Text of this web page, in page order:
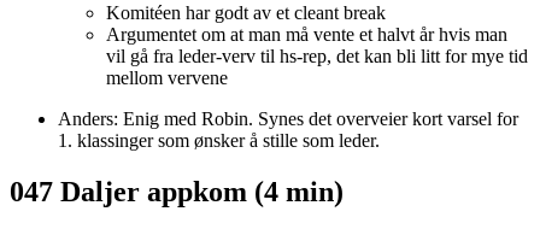
Komitéen har godt av et cleant break
Argumentet om at man må vente et halvt år hvis man
vil gå fra leder-verv til hs-rep, det kan bli litt for mye tid
mellom vervene
Anders: Enig med Robin. Synes det overveier kort varsel for
1. klassinger som ønsker å stille som leder.
047 Daljer appkom (4 min)